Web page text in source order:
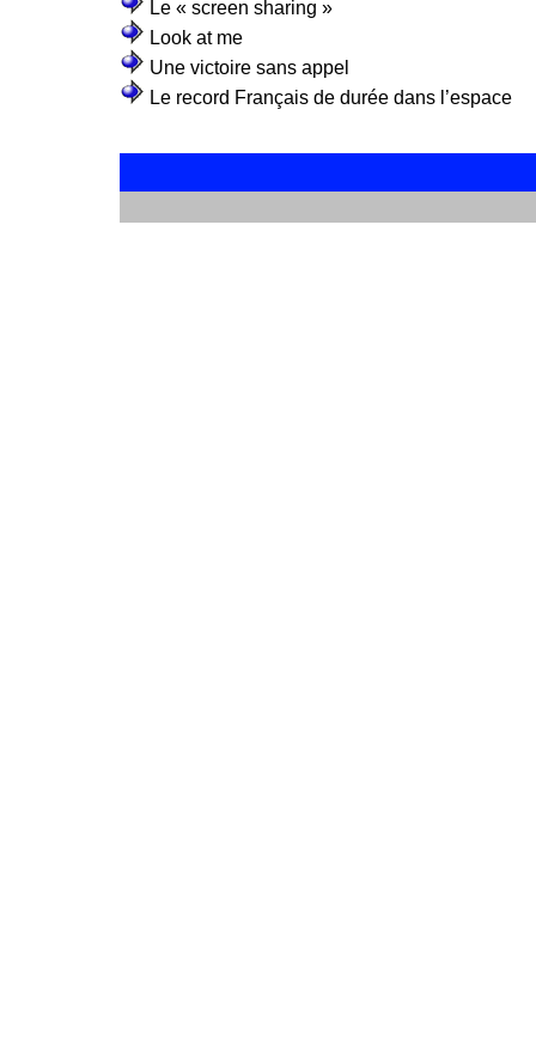
Le « screen sharing »
Look at me
Une victoire sans appel
Le record Français de durée dans l’espace